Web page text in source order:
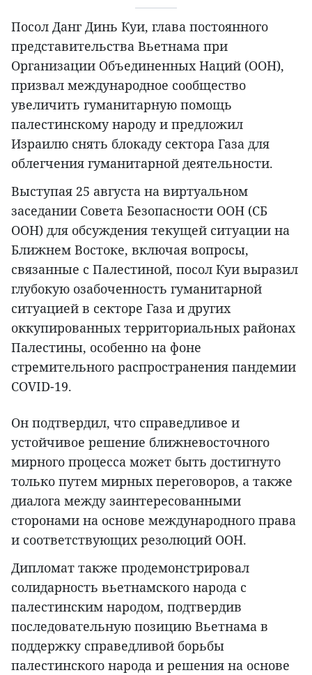
Посол Данг Динь Куи, глава постоянного
представительства Вьетнама при
Организации Объединенных Наций (ООН),
призвал международное сообщество
увеличить гуманитарную помощь
палестинскому народу и предложил
Израилю снять блокаду сектора Газа для
облегчения гуманитарной деятельности.
Выступая 25 августа на виртуальном
заседании Совета Безопасности ООН (СБ
ООН) для обсуждения текущей ситуации на
Ближнем Востоке, включая вопросы,
связанные с Палестиной, посол Куи выразил
глубокую озабоченность гуманитарной
ситуацией в секторе Газа и других
оккупированных территориальных районах
Палестины, особенно на фоне
стремительного распространения пандемии
COVID-19.
Он подтвердил, что справедливое и
устойчивое решение ближневосточного
мирного процесса может быть достигнуто
только путем мирных переговоров, а также
диалога между заинтересованными
сторонами на основе международного права
и соответствующих резолюций ООН.
Дипломат также продемонстрировал
солидарность вьетнамского народа с
палестинским народом, подтвердив
последовательную позицию Вьетнама в
поддержку справедливой борьбы
палестинского народа и решения на основе